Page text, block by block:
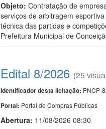
Objeto: Contratação de
serviços de arbitragem
técnica das partidas e
Prefeitura Municipal de
Edital 8/2026 (25
Identificador desta licitação: PNCP-
Portal: Portal de Compras Públicas
Abertura: 11/08/2026 08:30